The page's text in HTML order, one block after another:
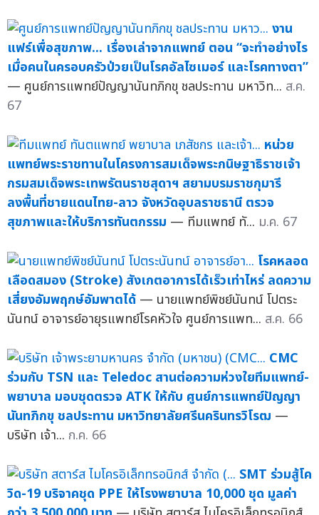
งาน
แฟร์เพื่อสุขภาพ... เรื่องเล่าจากแพทย์ ตอน “จะทำอย่างไร
เมื่อคนในครอบครัวป่วยเป็นโรคอัลไซเมอร์ และโรคทางตา”
— ศูนย์การแพทย์ปัญญานันทภิกขุ ชลประทาน มหาวิท... ส.ค.
67
หน่วย
แพทย์พระราชทานในโครงการสมเด็จพระกนิษฐาธิราชเจ้า
กรมสมเด็จพระเทพรัตนราชสุดาฯ สยามบรมราชกุมารี
ลงพื้นที่ชายแดนไทย-ลาว จังหวัดอุบลราชธานี ตรวจ
สุขภาพและให้บริการทันตกรรม — ทีมแพทย์ ทั... ม.ค. 67
โรคหลอด
เลือดสมอง (Stroke) สังเกตอาการได้เร็วเท่าไหร่ ลดความ
เสี่ยงอัมพฤกษ์อัมพาตได้ — นายแพทย์พิชย์นันทน์ โปตระ
นันทน์ อาจารย์อายุรแพทย์โรคหัวใจ ศูนย์การแพท... ส.ค. 66
CMC
ร่วมกับ TSN และ Teledoc สานต่อความห่วงใยทีมแพทย์-
พยาบาล มอบชุดตรวจ ATK ให้กับ ศูนย์การแพทย์ปัญญา
นันทภิกขุ ชลประทาน มหาวิทยาลัยศรีนครินทรวิโรฒ —
บริษัท เจ้า... ก.ค. 66
SMT ร่วมสู้โค
วิด-19 บริจาคชุด PPE ให้โรงพยาบาล 10,000 ชุด มูลค่า